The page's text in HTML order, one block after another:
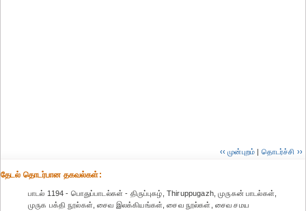
‹‹ முன்புறம் | தொடர்ச்சி ››
தேட‌ல் தொட‌ர்பான தகவ‌ல்க‌ள்:
பாடல் 1194 - பொதுப்பாடல்கள் - திருப்புகழ், Thiruppugazh, முருகன் பாடல்கள்,
முருக பக்தி நூல்கள், சைவ இலக்கியங்கள், சைவ நூல்கள், சைவ சமய